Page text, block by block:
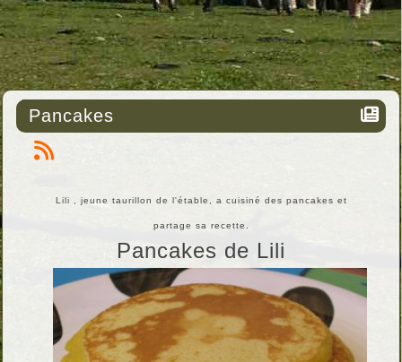
Pancakes
Lili , jeune taurillon de l'étable, a cuisiné des pancakes et
partage sa recette.
Pancakes de Lili